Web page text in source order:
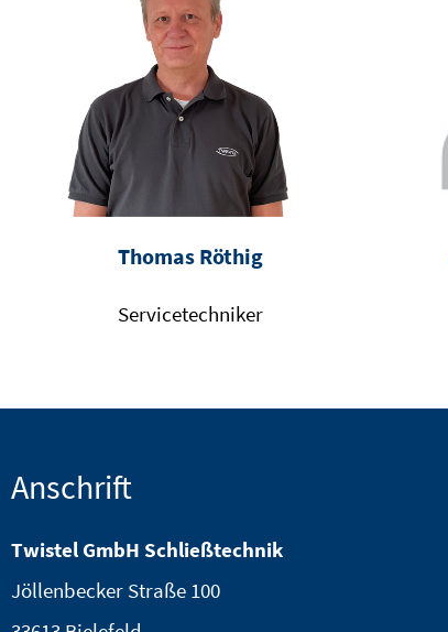
Thomas Röthig
Servicetechniker
Anschrift
Twistel GmbH Schließtechnik
Jöllenbecker Straße 100